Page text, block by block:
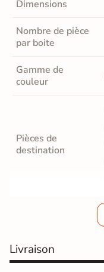
Dimensions
Nombre de pièce
par boite
Gamme de
couleur
Pièces de
destination
Résistance à
Livraison